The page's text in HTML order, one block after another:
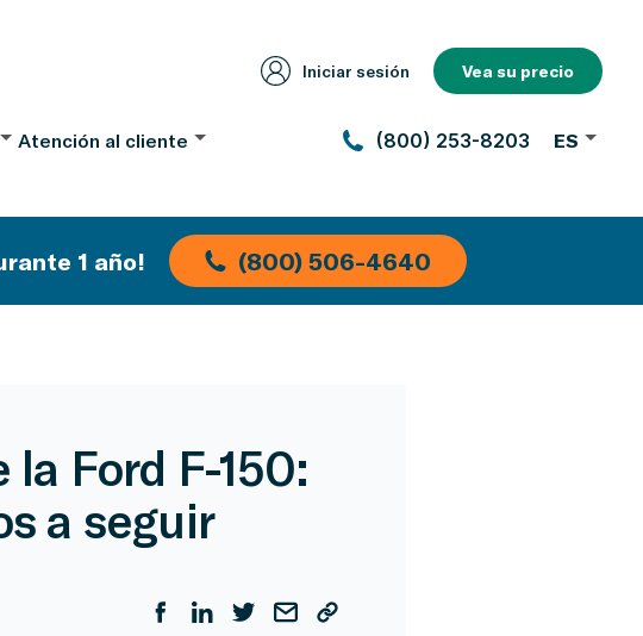
Iniciar sesión Vea su precio
Atención al cliente (800) 253-8203 ES
1 año! (800) 506-4640
Ford F-150:
a seguir